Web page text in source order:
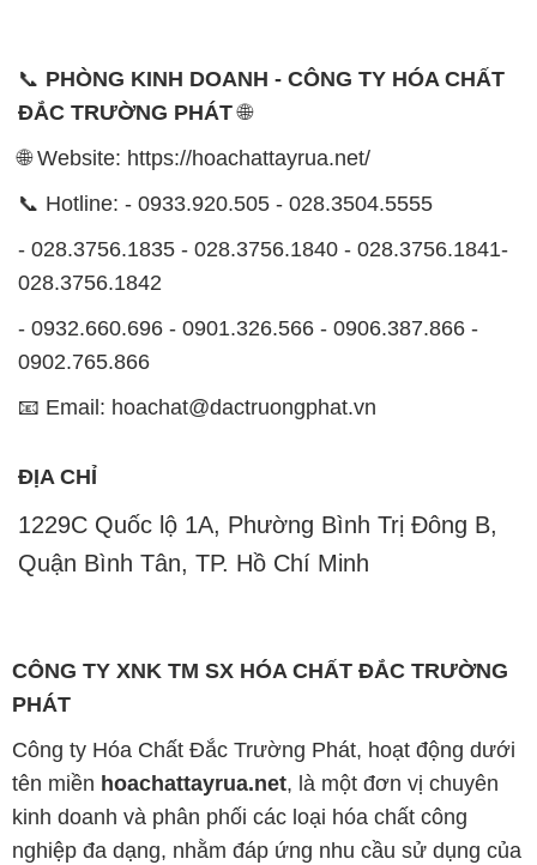
📞 PHÒNG KINH DOANH - CÔNG TY HÓA CHẤT
ĐẮC TRƯỜNG PHÁT🌐
🌐 Website: https://hoachattayrua.net/
📞 Hotline: - 0933.920.505 - 028.3504.5555
- 028.3756.1835 - 028.3756.1840 - 028.3756.1841-
028.3756.1842
- 0932.660.696 - 0901.326.566 - 0906.387.866 -
0902.765.866
📧 Email: hoachat@dactruongphat.vn
ĐỊA CHỈ
1229C Quốc lộ 1A, Phường Bình Trị Đông B,
Quận Bình Tân, TP. Hồ Chí Minh
CÔNG TY XNK TM SX HÓA CHẤT ĐẮC TRƯỜNG
PHÁT
Công ty Hóa Chất Đắc Trường Phát, hoạt động dưới
tên miền hoachattayrua.net, là một đơn vị chuyên
kinh doanh và phân phối các loại hóa chất công
nghiệp đa dạng, nhằm đáp ứng nhu cầu sử dụng của